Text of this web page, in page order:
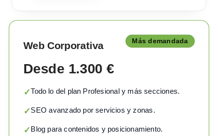
Web Corporativa Más demandada
Desde 1.300 €
✓Todo lo del plan Profesional y más secciones.
✓SEO avanzado por servicios y zonas.
✓Blog para contenidos y posicionamiento.